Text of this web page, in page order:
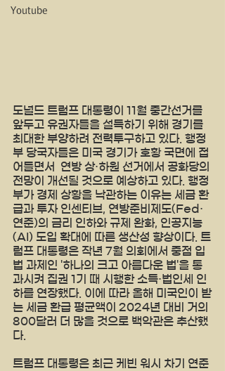
Youtube
도널드 트럼프 대통령이 11월 중간선거를
앞두고 유권자들을 설득하기 위해 경기를
최대한 부양하려 전력투구하고 있다. 행정
부 당국자들은 미국 경기가 호황 국면에 접
어들면서  연방 상·하원 선거에서 공화당의
전망이 개선될 것으로 예상하고 있다. 행정
부가 경제 상황을 낙관하는 이유는 세금 환
급과 투자 인센티브, 연방준비제도(Fed·
연준)의 금리 인하와 규제 완화, 인공지능
(AI) 도입 확대에 따른 생산성 향상이다. 트
럼프 대통령은 작년 7월 의회에서 중점 입
법 과제인 '하나의 크고 아름다운 법'을 통
과시켜 집권 1기 때 시행한 소득·법인세 인
하를 연장했다. 이에 따라 올해 미국인이 받
는 세금 환급 평균액이 2024년 대비 거의
800달러 더 많을 것으로 백악관은 추산했
다.
트럼프 대통령은 최근 케빈 워시 차기 연준